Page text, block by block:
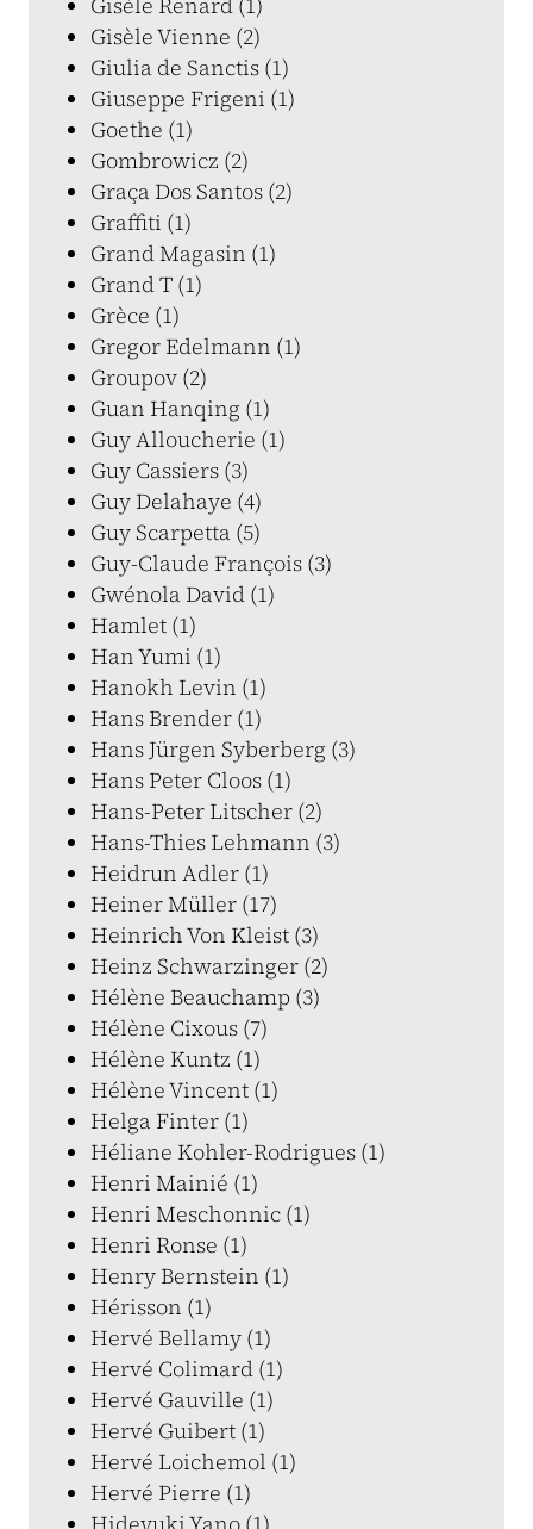
Gisèle Vienne (2)
Giulia de Sanctis (1)
Giuseppe Frigeni (1)
Goethe (1)
Gombrowicz (2)
Graça Dos Santos (2)
Graffiti (1)
Grand Magasin (1)
Grand T (1)
Grèce (1)
Gregor Edelmann (1)
Groupov (2)
Guan Hanqing (1)
Guy Alloucherie (1)
Guy Cassiers (3)
Guy Delahaye (4)
Guy Scarpetta (5)
Guy-Claude François (3)
Gwénola David (1)
Hamlet (1)
Han Yumi (1)
Hanokh Levin (1)
Hans Brender (1)
Hans Jürgen Syberberg (3)
Hans Peter Cloos (1)
Hans-Peter Litscher (2)
Hans-Thies Lehmann (3)
Heidrun Adler (1)
Heiner Müller (17)
Heinrich Von Kleist (3)
Heinz Schwarzinger (2)
Hélène Beauchamp (3)
Hélène Cixous (7)
Hélène Kuntz (1)
Hélène Vincent (1)
Helga Finter (1)
Héliane Kohler-Rodrigues (1)
Henri Mainié (1)
Henri Meschonnic (1)
Henri Ronse (1)
Henry Bernstein (1)
Hérisson (1)
Hervé Bellamy (1)
Hervé Colimard (1)
Hervé Gauville (1)
Hervé Guibert (1)
Hervé Loichemol (1)
Hervé Pierre (1)